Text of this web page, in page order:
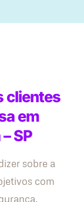
clientes
em
SP
sobre a
com